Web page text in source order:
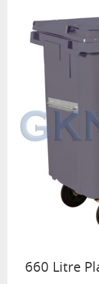
660 Litre